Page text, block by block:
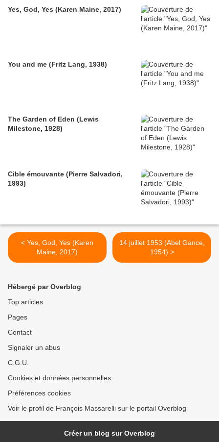
Yes, God, Yes (Karen Maine, 2017)
You and me (Fritz Lang, 1938)
The Garden of Eden (Lewis
Milestone, 1928)
Cible émouvante (Pierre Salvadori,
1993)
< Yes, God, Yes (Karen
Maine, 2017)
14 juillet 1953 (Abel Gance,
1954) >
Hébergé par Overblog
Top articles
Pages
Contact
Signaler un abus
C.G.U.
Cookies et données personnelles
Préférences cookies
Voir le profil de François Massarelli sur le portail Overblog
Créer un blog sur Overblog